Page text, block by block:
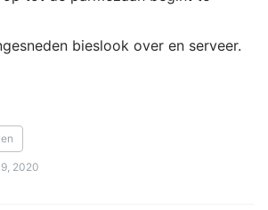
bieslook over en serveer.
2020